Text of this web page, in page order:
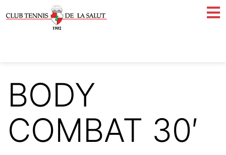
BODY
COMBAT 30′